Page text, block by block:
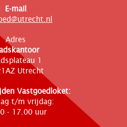
E-mail
Adres
1
Utrecht
Vastgoedloket:
t/m vrijdag:
- 17.00 uur